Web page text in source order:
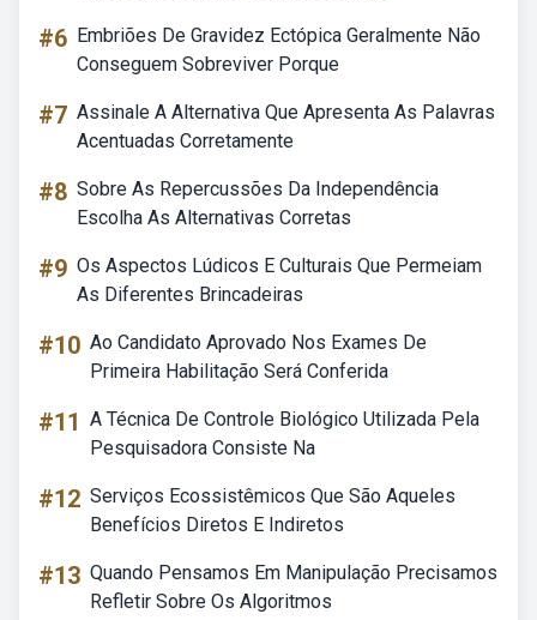
#6 Embriões De Gravidez Ectópica Geralmente Não
Conseguem Sobreviver Porque
#7 Assinale A Alternativa Que Apresenta As Palavras
Acentuadas Corretamente
#8 Sobre As Repercussões Da Independência
Escolha As Alternativas Corretas
#9 Os Aspectos Lúdicos E Culturais Que Permeiam
As Diferentes Brincadeiras
#10 Ao Candidato Aprovado Nos Exames De
Primeira Habilitação Será Conferida
#11 A Técnica De Controle Biológico Utilizada Pela
Pesquisadora Consiste Na
#12 Serviços Ecossistêmicos Que São Aqueles
Benefícios Diretos E Indiretos
#13 Quando Pensamos Em Manipulação Precisamos
Refletir Sobre Os Algoritmos